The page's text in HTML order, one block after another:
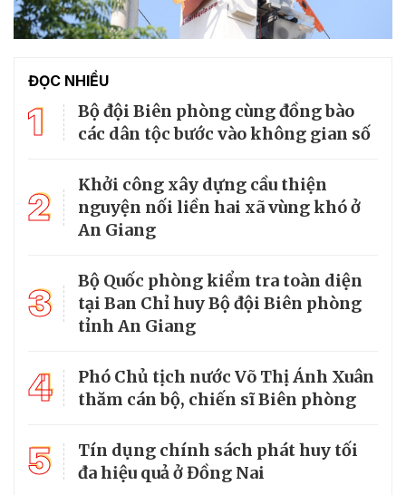
ĐỌC NHIỀU
1
Bộ đội Biên phòng cùng đồng bào
các dân tộc bước vào không gian số
2
Khởi công xây dựng cầu thiện
nguyện nối liền hai xã vùng khó ở
An Giang
3
Bộ Quốc phòng kiểm tra toàn diện
tại Ban Chỉ huy Bộ đội Biên phòng
tỉnh An Giang
4
Phó Chủ tịch nước Võ Thị Ánh Xuân
thăm cán bộ, chiến sĩ Biên phòng
5
Tín dụng chính sách phát huy tối
đa hiệu quả ở Đồng Nai